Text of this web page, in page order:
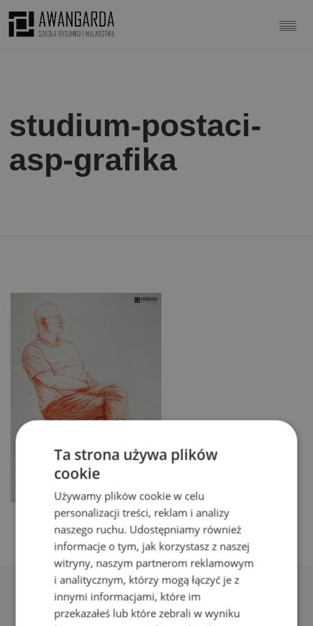
studium-postaci-
asp-grafika
Ta strona używa plików
cookie
Używamy plików cookie w celu
personalizacji treści, reklam i analizy
naszego ruchu. Udostępniamy również
informacje o tym, jak korzystasz z naszej
witryny, naszym partnerom reklamowym
i analitycznym, którzy mogą łączyć je z
innymi informacjami, które im
przekazałeś lub które zebrali w wyniku